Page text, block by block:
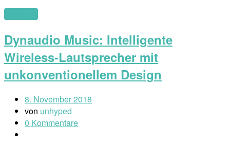
Dynaudio Music: Intelligente
Wireless-Lautsprecher mit
unkonventionellem Design
8. November 2018
von unhyped
0 Kommentare